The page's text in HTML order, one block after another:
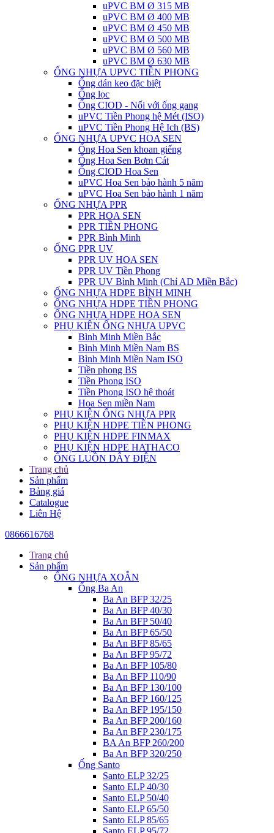
uPVC BM Ø 315 MB
uPVC BM Ø 400 MB
uPVC BM Ø 450 MB
uPVC BM Ø 500 MB
uPVC BM Ø 560 MB
uPVC BM Ø 630 MB
ỐNG NHỰA UPVC TIỀN PHONG
Ống dán keo đặc biệt
Ống lọc
Ống CIOD - Nối với ống gang
uPVC Tiền Phong hệ Mét (ISO)
uPVC Tiền Phong Hệ Ich (BS)
ỐNG NHỰA UPVC HOA SEN
Ống Hoa Sen khoan giếng
Ống Hoa Sen Bơm Cát
Ống CIOD Hoa Sen
uPVC Hoa Sen bảo hành 5 năm
uPVC Hoa Sen bảo hành 1 năm
ỐNG NHỰA PPR
PPR HOA SEN
PPR TIỀN PHONG
PPR Bình Minh
ỐNG PPR UV
PPR UV HOA SEN
PPR UV Tiền Phong
PPR UV Bình Minh (Chỉ AD Miền Bắc)
ỐNG NHỰA HDPE BÌNH MINH
ỐNG NHỰA HDPE TIỀN PHONG
ỐNG NHỰA HDPE HOA SEN
PHỤ KIỆN ỐNG NHỰA UPVC
Bình Minh Miền Bắc
Bình Minh Miền Nam BS
Bình Minh Miền Nam ISO
Tiền phong BS
Tiền Phong ISO
Tiền Phong ISO hệ thoát
Hoa Sen miền Nam
PHỤ KIỆN ỐNG NHỰA PPR
PHỤ KIỆN HDPE TIỀN PHONG
PHỤ KIỆN HDPE FINMAX
PHỤ KIỆN HDPE HATHACO
ỐNG LUỒN DÂY ĐIỆN
Trang chủ
Sản phẩm
Bảng giá
Catalogue
Liên Hệ
0866616768
Trang chủ
Sản phẩm
ỐNG NHỰA XOẮN
Ống Ba An
Ba An BFP 32/25
Ba An BFP 40/30
Ba An BFP 50/40
Ba An BFP 65/50
Ba An BFP 85/65
Ba An BFP 95/72
Ba An BFP 105/80
Ba An BFP 110/90
Ba An BFP 130/100
Ba An BFP 160/125
Ba An BFP 195/150
Ba An BFP 200/160
Ba An BFP 230/175
BA An BFP 260/200
Ba An BFP 320/250
Ống Santo
Santo ELP 32/25
Santo ELP 40/30
Santo ELP 50/40
Santo ELP 65/50
Santo ELP 85/65